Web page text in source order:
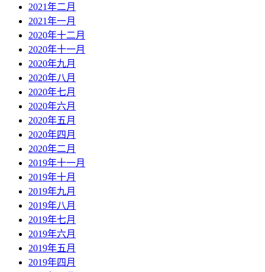
2021年二月
2021年一月
2020年十二月
2020年十一月
2020年九月
2020年八月
2020年七月
2020年六月
2020年五月
2020年四月
2020年二月
2019年十一月
2019年十月
2019年九月
2019年八月
2019年七月
2019年六月
2019年五月
2019年四月